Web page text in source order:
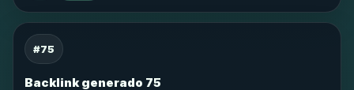
#75
Backlink generado 75